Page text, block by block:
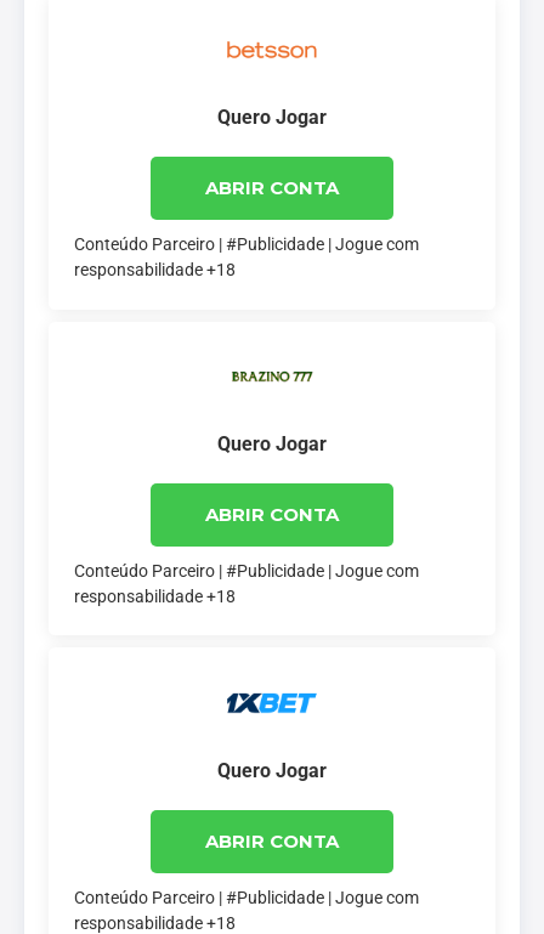
Quero Jogar
ABRIR CONTA
Conteúdo Parceiro | #Publicidade | Jogue com
responsabilidade +18
Quero Jogar
ABRIR CONTA
Conteúdo Parceiro | #Publicidade | Jogue com
responsabilidade +18
Quero Jogar
ABRIR CONTA
Conteúdo Parceiro | #Publicidade | Jogue com
responsabilidade +18